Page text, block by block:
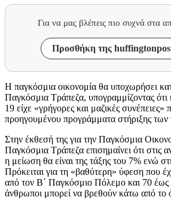
Για να μας βλέπεις πιο συχνά στα
Προσθήκη της
Η παγκόσμια οικονομία θα υποχωρήσει
Παγκόσμια Τράπεζα, υπογραμμίζοντας
19 είχε «γρήγορες και μαζικές συνέπειες»
προηγουμένου προγράμματα στήριξης των
Στην έκθεσή της για την Παγκόσμια
Παγκόσμια Τράπεζα επισημαίνει ότι στις
η μείωση θα είναι της τάξης του 7% ενώ
Πρόκειται για τη «βαθύτερη» ύφεση που
από τον Β΄ Παγκόσμιο Πόλεμο και 70 έως
άνθρωποι μπορεί να βρεθούν κάτω από το